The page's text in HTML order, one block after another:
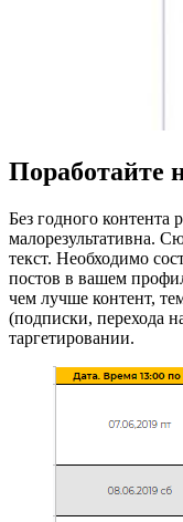
Поработайте
Без годного контента
малорезультативна.
текст. Необходимо
постов в вашем
чем лучше контент,
(подписки, перехода
таргетировании.